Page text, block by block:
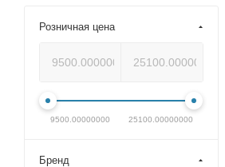
Розничная цена
9500.00000000 25100.00000000
Бренд